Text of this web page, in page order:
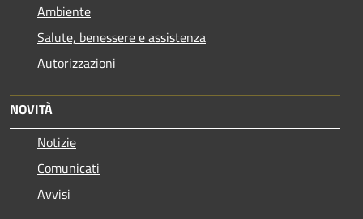
Ambiente
Salute, benessere e assistenza
Autorizzazioni
NOVITÀ
Notizie
Comunicati
Avvisi